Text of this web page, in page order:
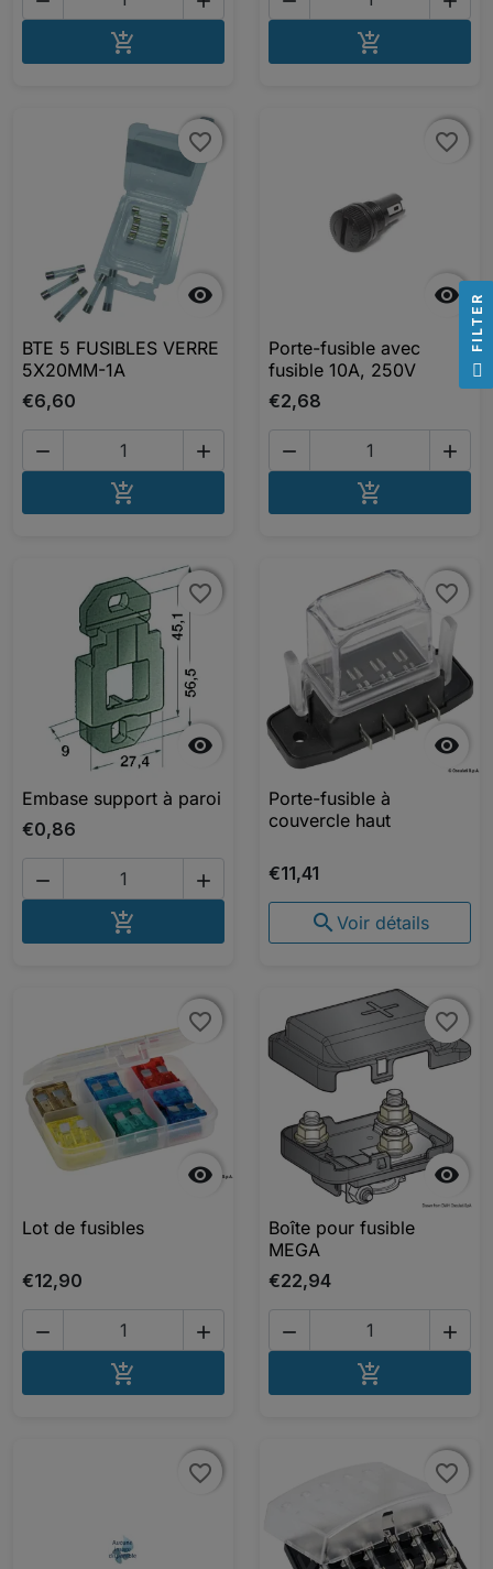
 

favorite_border
favorite_border
BTE 5 FUSIBLES VERRE
5X20MM-1A
€6,60
 


favorite_border
favorite_border
Porte-fusible avec
fusible 10A, 250V
€2,68
 


favorite_border
favorite_border
Embase support à paroi
€0,86
 
 AJOUTER AU PANIER

favorite_border
favorite_border
Porte-fusible à
couvercle haut
€11,41
 Voir détails

favorite_border
favorite_border
Lot de fusibles
€12,90
 


favorite_border
favorite_border
Boîte pour fusible
MEGA
€22,94
 

favorite_border
favorite_border favorite_border
favorite_border
R